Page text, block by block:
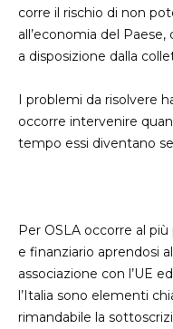
corre il rischio di non
all’economia del
a disposizione dalla
I problemi da risolvere
occorre intervenire
tempo essi diventano
Per OSLA occorre al
e finanziario aprendosi
associazione con l’UE
l’Italia sono elementi
rimandabile la